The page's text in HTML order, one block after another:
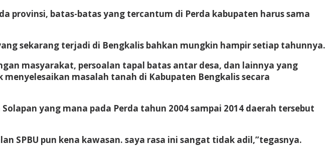
provinsi, batas-batas yang tercantum di Perda kabupaten harus sama
sekarang terjadi di Bengkalis bahkan mungkin hampir setiap tahunnya.
masyarakat, persoalan tapal batas antar desa, dan lainnya yang
masalah tanah di Kabupaten Bengkalis secara
yang mana pada Perda tahun 2004 sampai 2014 daerah tersebut
SPBU pun kena kawasan. saya rasa ini sangat tidak adil,”tegasnya.